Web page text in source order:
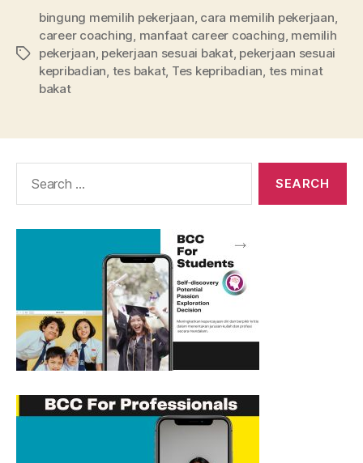
Tags
bingung memilih pekerjaan, cara memilih pekerjaan,
career coaching, manfaat career coaching, memilih
pekerjaan, pekerjaan sesuai bakat, pekerjaan sesuai
kepribadian, tes bakat, Tes kepribadian, tes minat
bakat